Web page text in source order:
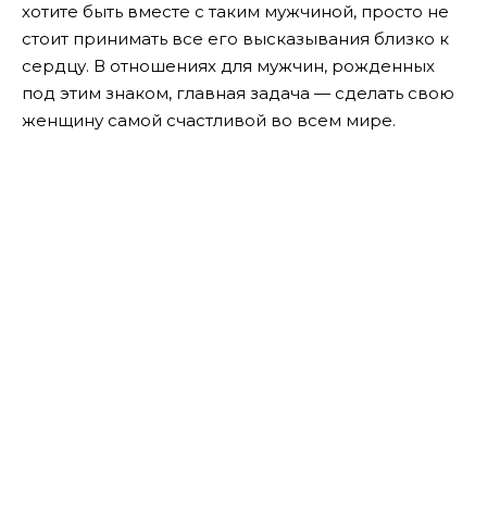
хотите быть вместе с таким мужчиной, просто не
стоит принимать все его высказывания близко к
сердцу. В отношениях для мужчин, рожденных
под этим знаком, главная задача — сделать свою
женщину самой счастливой во всем мире.